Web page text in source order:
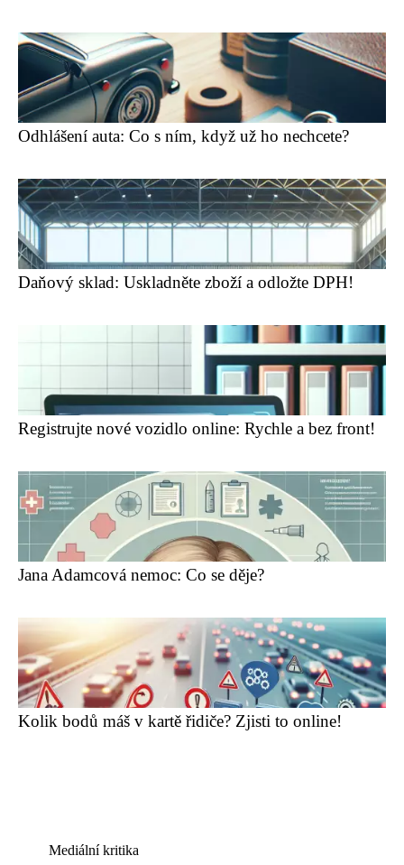
Odhlášení auta: Co s ním, když už ho nechcete?
Daňový sklad: Uskladněte zboží a odložte DPH!
Registrujte nové vozidlo online: Rychle a bez front!
Jana Adamcová nemoc: Co se děje?
Kolik bodů máš v kartě řidiče? Zjisti to online!
Mediální kritika